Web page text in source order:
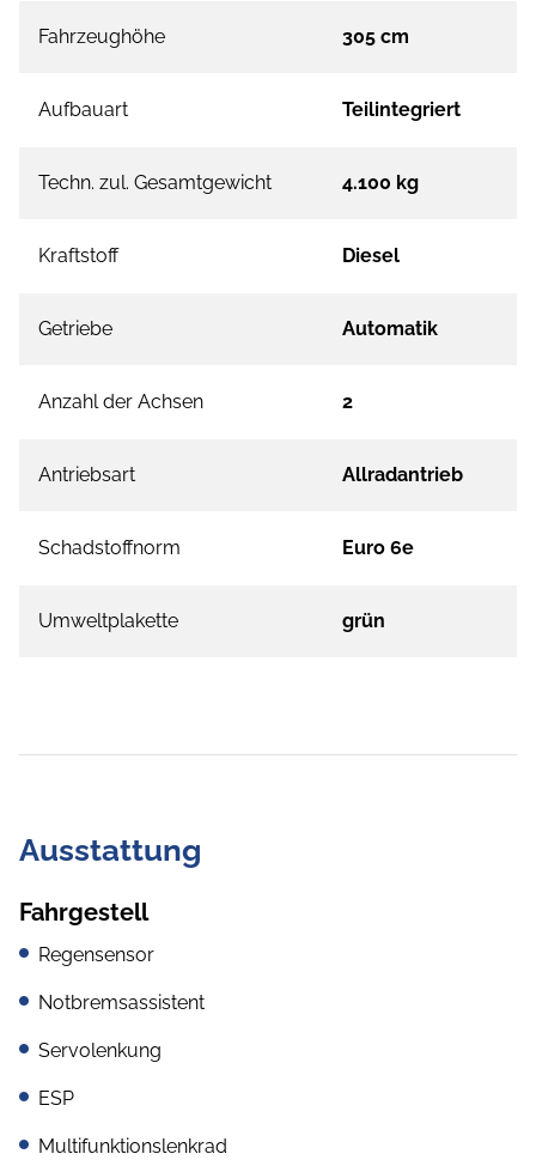
Fahrzeughöhe 305 cm
Aufbauart Teilintegriert
Techn. zul. Gesamtgewicht 4.100 kg
Kraftstoff Diesel
Getriebe Automatik
Anzahl der Achsen 2
Antriebsart Allradantrieb
Schadstoffnorm Euro 6e
Umweltplakette grün
Ausstattung
Fahrgestell
Regensensor
Notbremsassistent
Servolenkung
ESP
Multifunktionslenkrad